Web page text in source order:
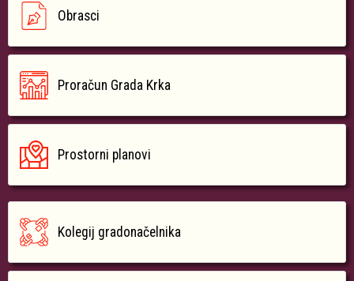
Obrasci
Proračun Grada Krka
Prostorni planovi
Kolegij gradonačelnika